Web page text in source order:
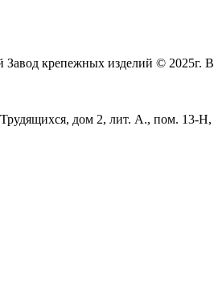
Завод крепежных изделий © 2025г.
дом 2, лит. А., пом. 13-Н,